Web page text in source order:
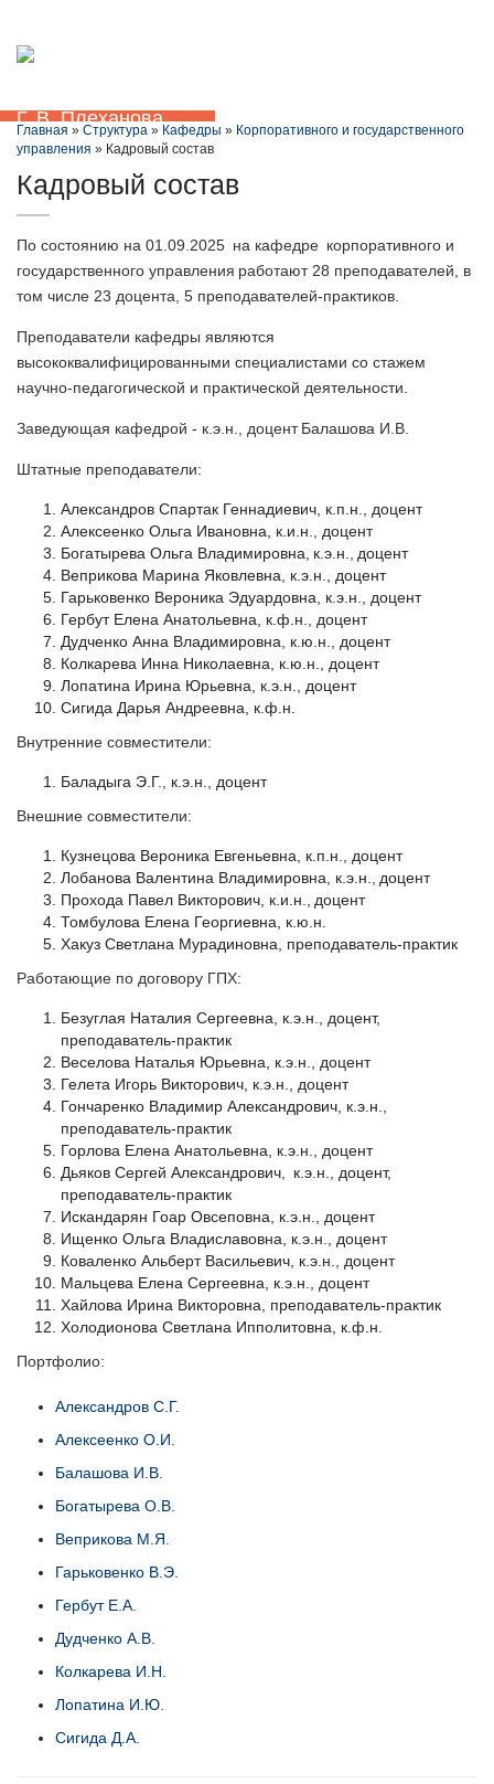
Главная » Структура » Кафедры » Корпоративного и государственного
управления » Кадровый состав
Кадровый состав
По состоянию на 01.09.2025 на кафедре корпоративного и
государственного управления работают 28 преподавателей, в
том числе 23 доцента, 5 преподавателей-практиков.
Преподаватели кафедры являются
высококвалифицированными специалистами со стажем
научно-педагогической и практической деятельности.
Заведующая кафедрой - к.э.н., доцент Балашова И.В.
Штатные преподаватели:
Александров Спартак Геннадиевич, к.п.н., доцент
Алексеенко Ольга Ивановна, к.и.н., доцент
Богатырева Ольга Владимировна, к.э.н., доцент
Веприкова Марина Яковлевна, к.э.н., доцент
Гарьковенко Вероника Эдуардовна, к.э.н., доцент
Гербут Елена Анатольевна, к.ф.н., доцент
Дудченко Анна Владимировна, к.ю.н., доцент
Колкарева Инна Николаевна, к.ю.н., доцент
Лопатина Ирина Юрьевна, к.э.н., доцент
Сигида Дарья Андреевна, к.ф.н.
Внутренние совместители:
Баладыга Э.Г., к.э.н., доцент
Внешние совместители:
Кузнецова Вероника Евгеньевна, к.п.н., доцент
Лобанова Валентина Владимировна, к.э.н., доцент
Прохода Павел Викторович, к.и.н., доцент
Томбулова Елена Георгиевна, к.ю.н.
Хакуз Светлана Мурадиновна, преподаватель-практик
Работающие по договору ГПХ:
Безуглая Наталия Сергеевна, к.э.н., доцент,
преподаватель-практик
Веселова Наталья Юрьевна, к.э.н., доцент
Гелета Игорь Викторович, к.э.н., доцент
Гончаренко Владимир Александрович, к.э.н.,
преподаватель-практик
Горлова Елена Анатольевна, к.э.н., доцент
Дьяков Сергей Александрович, к.э.н., доцент,
преподаватель-практик
Искандарян Гоар Овсеповна, к.э.н., доцент
Ищенко Ольга Владиславовна, к.э.н., доцент
Коваленко Альберт Васильевич, к.э.н., доцент
Мальцева Елена Сергеевна, к.э.н., доцент
Хайлова Ирина Викторовна, преподаватель-практик
Холодионова Светлана Ипполитовна, к.ф.н.
Портфолио:
Александров С.Г.
Алексеенко О.И.
Балашова И.В.
Богатырева О.В.
Веприкова М.Я.
Гарьковенко В.Э.
Гербут Е.А.
Дудченко А.В.
Колкарева И.Н.
Лопатина И.Ю.
Сигида Д.А.